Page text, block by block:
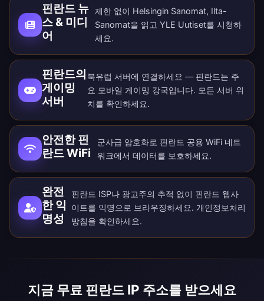
핀란드 뉴
스 & 미디
어
제한 없이 Helsingin Sanomat, Ilta-
Sanomat을 읽고 YLE Uutiset를 시청하
세요.
핀란드의
게이밍
서버
북유럽 서버에 연결하세요 — 핀란드는 주
요 모바일 게이밍 강국입니다. 모든 서버 위
치를 확인하세요.
안전한 핀
란드 WiFi
군사급 암호화로 핀란드 공용 WiFi 네트
워크에서 데이터를 보호하세요.
완전
한 익
명성
핀란드 ISP나 광고주의 추적 없이 핀란드 웹사
이트를 익명으로 브라우징하세요. 개인정보처리
방침을 확인하세요.
지금 무료 핀란드 IP 주소를 받으세요